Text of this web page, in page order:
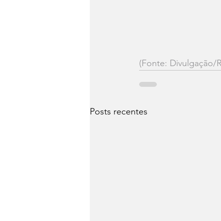
(Fonte: Divulgação/
Posts recentes